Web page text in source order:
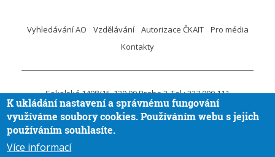
Vyhledávání AO Vzdělávání Autorizace ČKAIT
Pro média
Kontakty
Sokolská 1498/15 120 00 Praha 2 Tel.: 227 090 111
ID DS:krvaigt E-mail.:ckait@ckait.cz Ochrana osobních údajů
Oznámení porušení práva EU
K ukládání nastavení a správnému fungování
využíváme soubory cookies. Používáním webu s jejich
používáním souhlasíte.
Více informací